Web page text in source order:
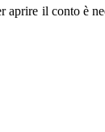
aprire il conto è